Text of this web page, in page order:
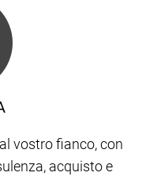
vostro fianco, con
acquisto e